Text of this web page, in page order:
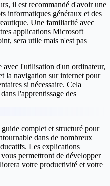
il est recommandé d'avoir une
informatiques généraux et des
Une familiarité avec
applications Microsoft
sera utile mais n'est pas
avec l'utilisation d'un ordinateur,
la navigation sur internet pour
si nécessaire. Cela
l'apprentissage des
complet et structuré pour
dans de nombreux
Les explications
permettront de développer
votre productivité et votre